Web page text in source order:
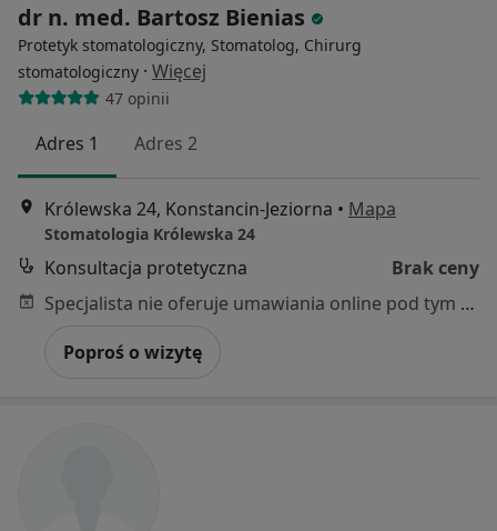
dr n. med. Bartosz Bienias
Protetyk stomatologiczny, Stomatolog, Chirurg
stomatologiczny · Więcej
47 opinii
Adres 1 Adres 2
Królewska 24, Konstancin-Jeziorna • Mapa
Stomatologia Królewska 24
Konsultacja protetyczna
Brak ceny
Specjalista nie oferuje umawiania online pod tym adresem.
Poproś o wizytę